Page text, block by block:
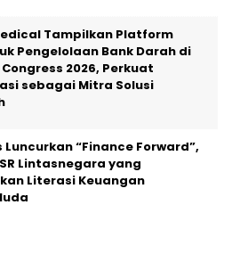
Tampilkan Platform
Pengelolaan Bank Darah di
2026, Perkuat
sebagai Mitra Solusi
Luncurkan “Finance Forward”,
Lintasnegara yang
Literasi Keuangan